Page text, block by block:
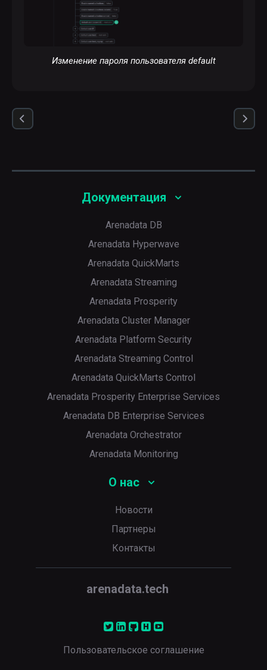
Изменение пароля пользователя default
Документация
Arenadata DB
Arenadata Hyperwave
Arenadata QuickMarts
Arenadata Streaming
Arenadata Prosperity
Arenadata Cluster Manager
Arenadata Platform Security
Arenadata Streaming Control
Arenadata QuickMarts Control
Arenadata Prosperity Enterprise Services
Arenadata DB Enterprise Services
Arenadata Orchestrator
Arenadata Monitoring
О нас
Новости
Партнеры
Контакты
arenadata.tech
Пользовательское соглашение